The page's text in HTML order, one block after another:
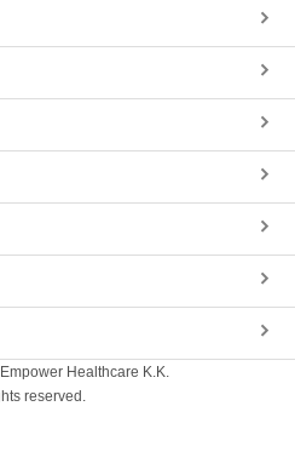
Healthcare K.K.
reserved.